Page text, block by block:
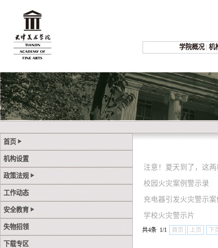
学院概况 | 机
首页
机构设置
政策法规
工作动态
安全教育
失物招领
下载专区
注意！夏天到了，这
校园火灾案例警示录
充电器引发火灾警示
学校火灾警示片
共4条 1/1 首页 上页 下